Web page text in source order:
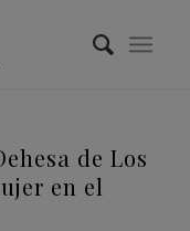
de Los
en el